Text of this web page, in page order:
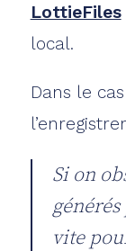
LottieFiles
local.
Dans le
Si on
vite